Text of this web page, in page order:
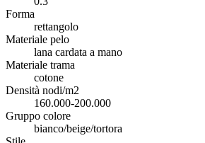
Forma
rettangolo
Materiale pelo
lana cardata a mano
Materiale trama
cotone
Densità nodi/m2
160.000-200.000
Gruppo colore
bianco/beige/tortora